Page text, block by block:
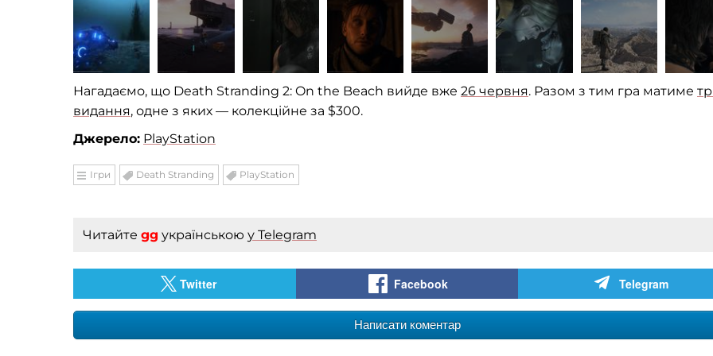
Нагадаємо, що Death Stranding 2: On the Beach вийде вже 26 червня. Разом з тим гра матиме
видання, одне з яких — колекційне за $300.
Джерело: PlayStation
Ігри Death Stranding PlayStation
Читайте gg українською у Telegram
Twitter Facebook Telegram
Написати коментар